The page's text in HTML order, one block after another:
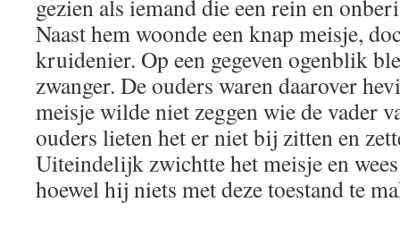
gezien als iemand die een rein en
Naast hem woonde een knap meisje,
kruidenier. Op een gegeven ogenblik
zwanger. De ouders waren daarover
meisje wilde niet zeggen wie de vader
ouders lieten het er niet bij zitten en
Uiteindelijk zwichtte het meisje en
hoewel hij niets met deze toestand te